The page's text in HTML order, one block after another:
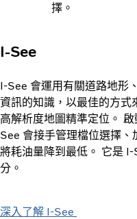
擇。
I-See
I-See 會運用有關道路地形
資訊的知識，以最佳的方式
高解析度地圖精準定位。
See 會接手管理檔位選擇、
將耗油量降到最低。 它是
分。
深入了解 I-See